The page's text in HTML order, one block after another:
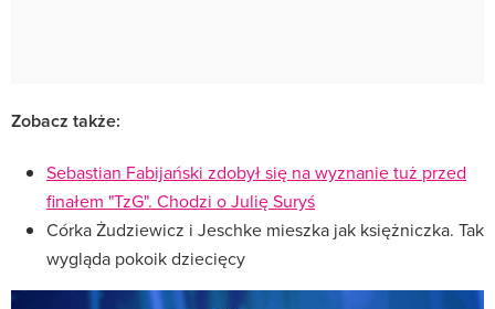
Zobacz także:
Sebastian Fabijański zdobył się na wyznanie tuż przed
finałem "TzG". Chodzi o Julię Suryś
Córka Żudziewicz i Jeschke mieszka jak księżniczka. Tak
wygląda pokoik dziecięcy